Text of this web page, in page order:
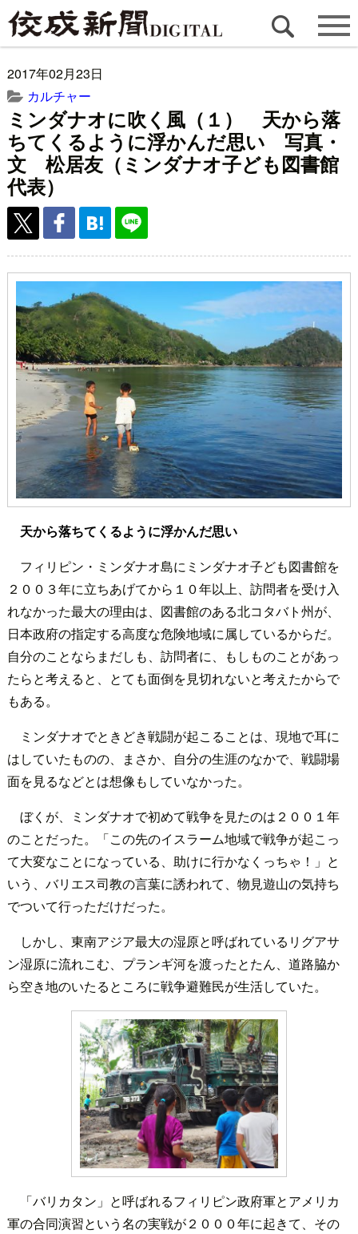
2017年02月23日
カルチャー
ミンダナオに吹く風（１） 天から落
ちてくるように浮かんだ思い 写真・
文 松居友（ミンダナオ子ども図書館
代表）
天から落ちてくるように浮かんだ思い
フィリピン・ミンダナオ島にミンダナオ子ども図書館を
２００３年に立ちあげてから１０年以上、訪問者を受け入
れなかった最大の理由は、図書館のある北コタバト州が、
日本政府の指定する高度な危険地域に属しているからだ。
自分のことならまだしも、訪問者に、もしものことがあっ
たらと考えると、とても面倒を見切れないと考えたからで
もある。
ミンダナオでときどき戦闘が起こることは、現地で耳に
はしていたものの、まさか、自分の生涯のなかで、戦闘場
面を見るなどとは想像もしていなかった。
ぼくが、ミンダナオで初めて戦争を見たのは２００１年
のことだった。「この先のイスラーム地域で戦争が起こっ
て大変なことになっている、助けに行かなくっちゃ！」と
いう、バリエス司教の言葉に誘われて、物見遊山の気持ち
でついて行っただけだった。
しかし、東南アジア最大の湿原と呼ばれているリグアサ
ン湿原に流れこむ、プランギ河を渡ったとたん、道路脇か
ら空き地のいたるところに戦争避難民が生活していた。
「バリカタン」と呼ばれるフィリピン政府軍とアメリカ
軍の合同演習という名の実戦が２０００年に起きて、その